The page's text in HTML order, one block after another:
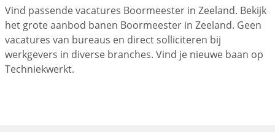
Vind passende vacatures Boormeester in Zeeland. Bekijk
het grote aanbod banen Boormeester in Zeeland. Geen
vacatures van bureaus en direct solliciteren bij
werkgevers in diverse branches. Vind je nieuwe baan op
Techniekwerkt.